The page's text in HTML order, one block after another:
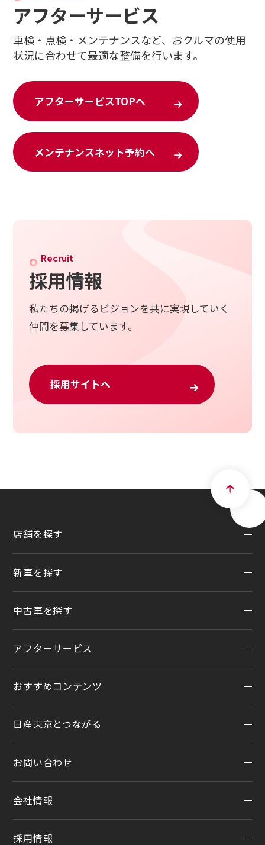
アフターサービス
車検・点検・メンテナンスなど、 おクルマの使用
状況に合わせて最適な整備を行います。
アフターサービスTOPへ
メンテナンスネット予約へ
Recruit
採用情報
私たちの掲げるビジョンを共に実現していく
仲間を募集しています。
採用サイトへ
店舗を探す
地域から探す
店舗リニューアル情報
店舗統合・移転のお知らせ
新車を探す
試乗車・展示車検索
クルマのサブスク（P.O.P）
オンライン相談予約
オンライン見積り
カタログ請求
カーラインアップ
中古車を探す
在庫車一覧
アフターサービス
アフターサービスTOP
メンテプロパック
季節のおすすめ商品
おすすめコンテンツ
おすすめコンテンツ
日産東京とつながる
公式LINEアカウント
公式Youtubeアカウント
コラム「クルマと暮らす」
お問い合わせ
お問い合わせTOP
会社情報
会社情報
採用情報